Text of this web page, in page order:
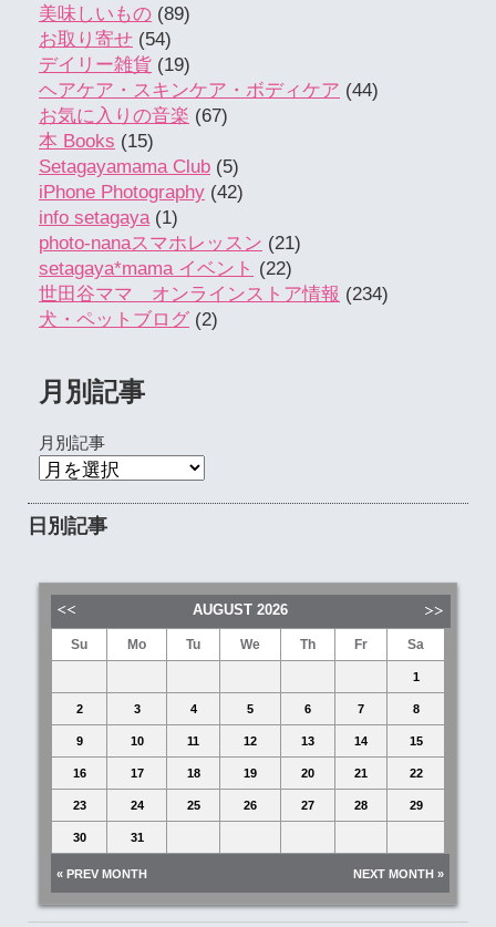
美味しいもの (89)
お取り寄せ (54)
デイリー雑貨 (19)
ヘアケア・スキンケア・ボディケア (44)
お気に入りの音楽 (67)
本 Books (15)
Setagayamama Club (5)
iPhone Photography (42)
info setagaya (1)
photo-nanaスマホレッスン (21)
setagaya*mama イベント (22)
世田谷ママ オンラインストア情報 (234)
犬・ペットブログ (2)
月別記事
月別記事
日別記事
AUGUST 2026
Su Mo Tu We Th Fr Sa
1
2 3 4 5 6 7 8
9 10 11 12 13 14 15
16 17 18 19 20 21 22
23 24 25 26 27 28 29
30 31
« PREV MONTH NEXT MONTH »